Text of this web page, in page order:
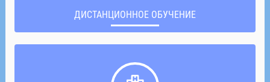
ДИСТАНЦИОННОЕ ОБУЧЕНИЕ